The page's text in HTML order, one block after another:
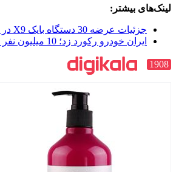
لینک‌های بیشتر:
جزئیات عرضه 30 دستگاه بایک X9 در بورس کالا اعلام شد
ایران خودرو رکورد زد؛ 10 میلیون نفر در صف یازدهمین دوره فروش
1908